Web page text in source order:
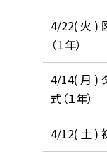
4/22( 火 )
（１年）
4/14( 月 )
式（１年）
4/12( 土 )